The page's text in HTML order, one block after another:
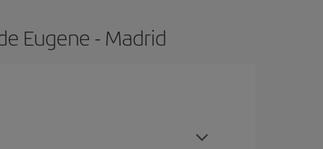
Eugene - Madrid